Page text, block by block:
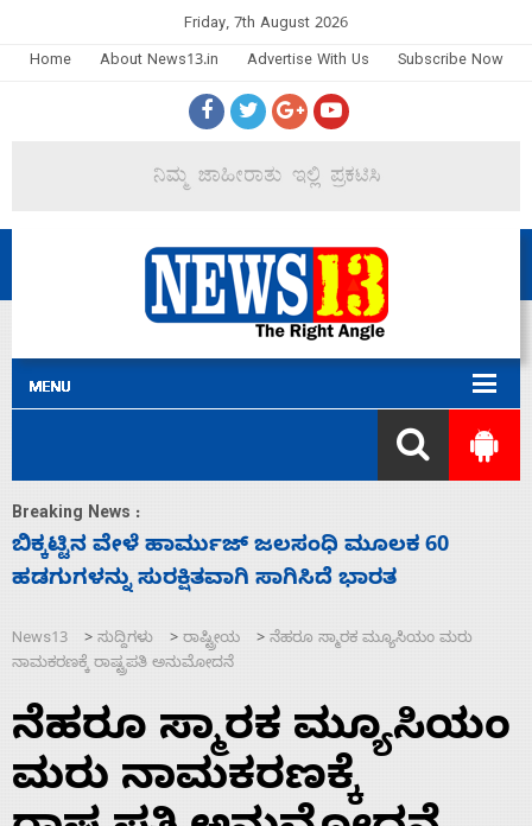
Friday, 7th August 2026
Home
About News13.in Advertise With Us Subscribe Now
Breaking News :
ನಾಗೇಂದ್ರ ರಾಜೀನಾಮೆ ಕೊಡದಿದ್ದರೆ ಸದನ ನಡೆಸಲು
ಬಿಡೆವು: ಛಲವಾದಿ ನಾರಾಯಣಸ್ವಾಮಿ
News13 > ಸುದ್ದಿಗಳು > ರಾಷ್ಟ್ರೀಯ > ನೆಹರೂ ಸ್ಮಾರಕ ಮ್ಯೂಸಿಯಂ ಮರು
ನಾಮಕರಣಕ್ಕೆ ರಾಷ್ಟ್ರಪತಿ ಅನುಮೋದನೆ
ನೆಹರೂ ಸ್ಮಾರಕ ಮ್ಯೂಸಿಯಂ
ಮರು ನಾಮಕರಣಕ್ಕೆ